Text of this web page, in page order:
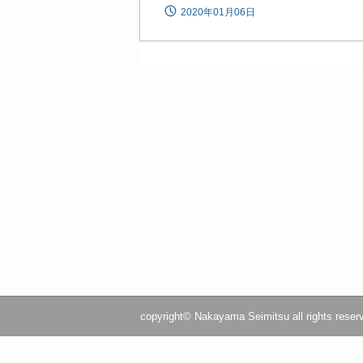
2020年01月06日
copyright© Nakayama Seimitsu all rights